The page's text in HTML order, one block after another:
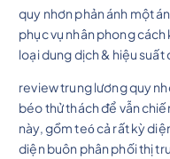
quy nhơn phản ánh một
phục vụ nhân phong
loại dung dịch & hiệu suất
review trung lương quy
béo thử thách để vẫn
này, gồm teó cả rất kỳ
diện buôn phân phối thị